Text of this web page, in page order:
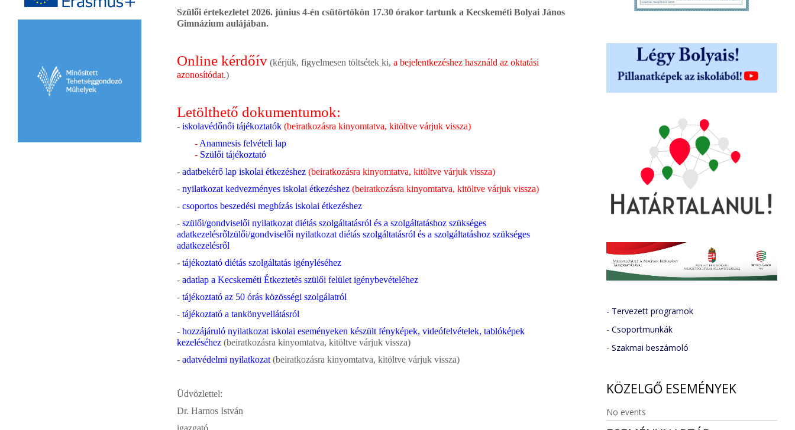
Szülői értekezletet 2026. június 4-én csütörtökön 17.30 órakor tartunk a Kecskeméti Bolyai János
Gimnázium aulájában.
Online kérdőív(kérjük, figyelmesen töltsétek ki, a bejelentkezéshez használd az oktatási
azonosítódat.)
Letölthető dokumentumok:
- iskolavédőnői tájékoztatók (beiratkozásra kinyomtatva, kitöltve várjuk vissza)
- Anamnesis felvételi lap
- Szülői tájékoztató
- adatbekérő lap iskolai étkezéshez (beiratkozásra kinyomtatva, kitöltve várjuk vissza)
- nyilatkozat kedvezményes iskolai étkezéshez (beiratkozásra kinyomtatva, kitöltve várjuk vissza)
- csoportos beszedési megbízás iskolai étkezéshez
- szülői/gondviselői nyilatkozat diétás szolgáltatásról és a szolgáltatáshoz szükséges
adatkezelésrőlzülői/gondviselői nyilatkozat diétás szolgáltatásról és a szolgáltatáshoz szükséges
adatkezelésről
- tájékoztató diétás szolgáltatás igényléséhez
- adatlap a Kecskeméti Étkeztetés szülői felület igénybevételéhez
- tájékoztató az 50 órás közösségi szolgálatról
- tájékoztató a tankönyvellátásról
- hozzájáruló nyilatkozat iskolai eseményeken készült fényképek, videófelvételek, tablóképek
kezeléséhez (beiratkozásra kinyomtatva, kitöltve várjuk vissza)
- adatvédelmi nyilatkozat (beiratkozásra kinyomtatva, kitöltve várjuk vissza)
Üdvözlettel:
Dr. Harnos István
igazgató
- Tervezett programok
- Csoportmunkák
- Szakmai beszámoló
KÖZELGŐ ESEMÉNYEK
No events